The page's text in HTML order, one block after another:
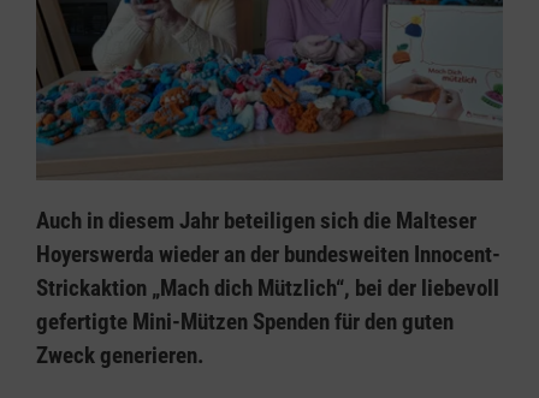
Auch in diesem Jahr beteiligen sich die Malteser
Hoyerswerda wieder an der bundesweiten Innocent-
Strickaktion „Mach dich Mützlich“, bei der liebevoll
gefertigte Mini-Mützen Spenden für den guten
Zweck generieren.